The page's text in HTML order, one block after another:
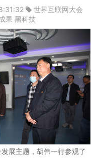
世界互联网大会
果 黑科技
展主题，胡伟一行参观了